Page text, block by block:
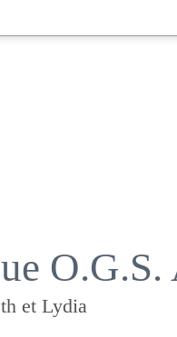
et Lydia